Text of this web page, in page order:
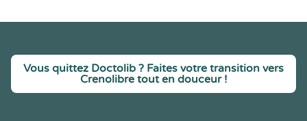
Vous quittez Doctolib ? Faites votre transition vers
Crenolibre tout en douceur !